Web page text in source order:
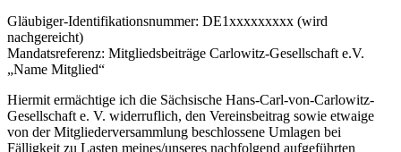
Gläubiger-Identifikationsnummer: DE1xxxxxxxxx (wird
nachgereicht)
Mandatsreferenz: Mitgliedsbeiträge Carlowitz-Gesellschaft e.V.
„Name Mitglied“
Hiermit ermächtige ich die Sächsische Hans-Carl-von-Carlowitz-
Gesellschaft e. V. widerruflich, den Vereinsbeitrag sowie etwaige
von der Mitgliederversammlung beschlossene Umlagen bei
Fälligkeit zu Lasten meines/unseres nachfolgend aufgeführten